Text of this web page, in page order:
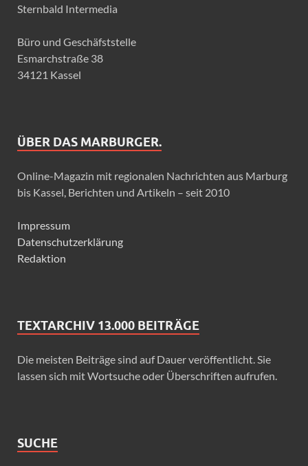
Sternbald Intermedia
Büro und Geschäfststelle
Esmarchstraße 38
34121 Kassel
ÜBER DAS MARBURGER.
Online-Magazin mit regionalen Nachrichten aus Marburg
bis Kassel, Berichten und Artikeln – seit 2010
Impressum
Datenschutzerklärung
Redaktion
TEXTARCHIV 13.000 BEITRÄGE
Die meisten Beiträge sind auf Dauer veröffentlicht. Sie
lassen sich mit Wortsuche oder Überschriften aufrufen.
SUCHE